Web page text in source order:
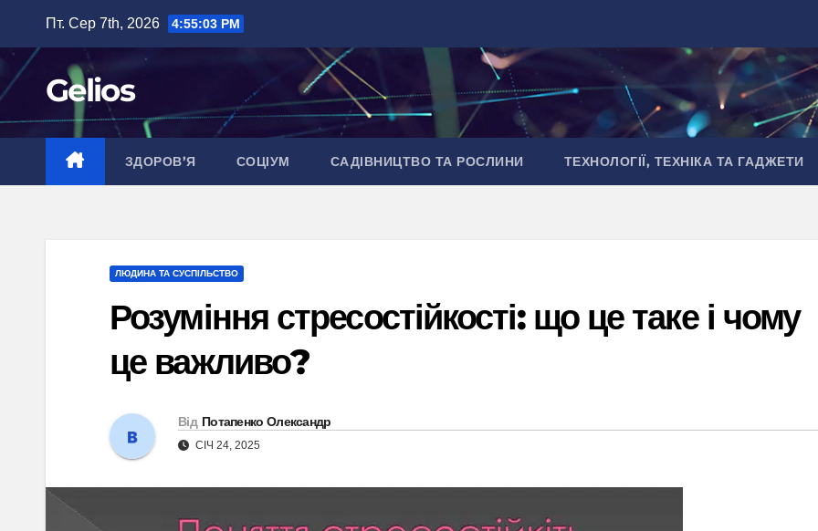
вмісту
Пт. Сер 7th, 2026 4:55:04 PM
Gelios
ЗДОРОВ’Я СОЦІУМ САДІВНИЦТВО ТА РОСЛИНИ ТЕХНОЛОГІЇ, ТЕХНІКА ТА ГАДЖЕТИ
ЛЮДИНА ТА СУСПІЛЬСТВО
Розуміння стресостійкості: що це таке і чому
це важливо?
Від Потапенко Олександр
СІЧ 24, 2025